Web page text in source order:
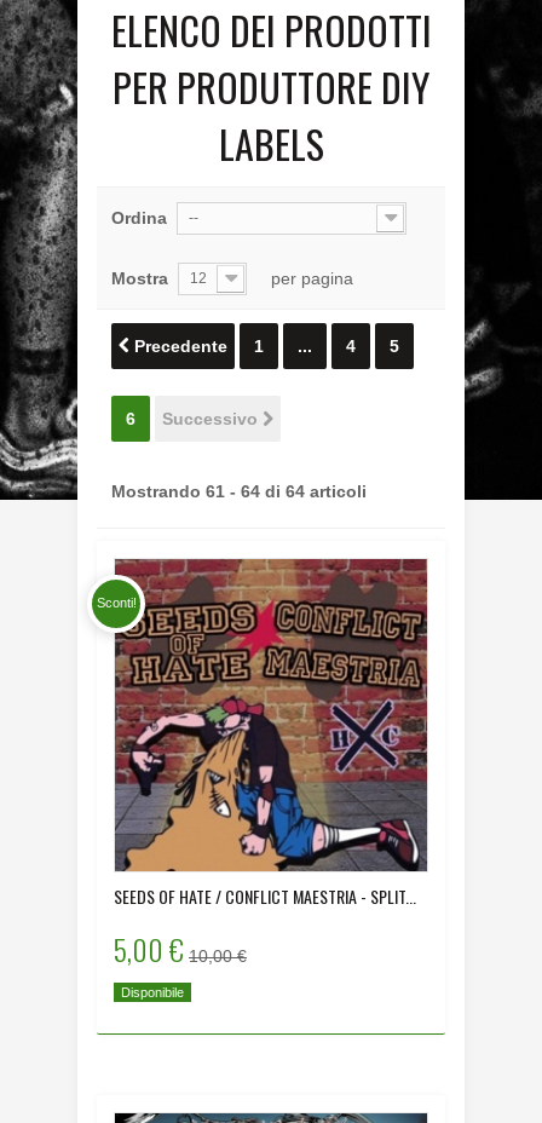
ELENCO DEI PRODOTTI
PER PRODUTTORE DIY
LABELS
Ordina --
Mostra 12 per pagina
Precedente 1 ... 4 5
6 Successivo
Mostrando 61 - 64 di 64 articoli
Sconti!
SEEDS OF HATE / CONFLICT MAESTRIA - SPLIT...
5,00 € 10,00 €
Disponibile